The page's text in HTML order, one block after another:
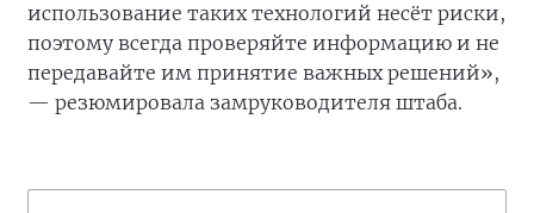
использование таких технологий несёт риски,
поэтому всегда проверяйте информацию и не
передавайте им принятие важных решений»,
— резюмировала замруководителя штаба.